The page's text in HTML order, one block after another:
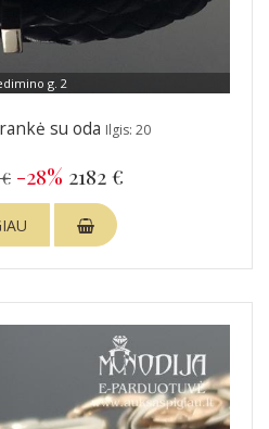
g. 2
su oda Ilgis: 20
-28% 2182 €